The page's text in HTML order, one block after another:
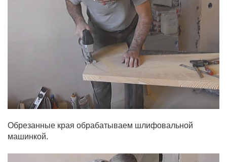
Обрезанные края обрабатываем шлифовальной
машинкой.